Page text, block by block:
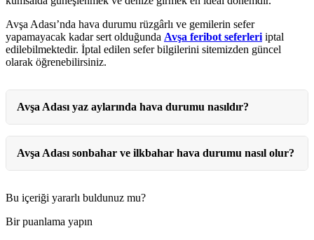
Avşa Adası’nda hava durumu rüzgârlı ve gemilerin sefer
yapamayacak kadar sert olduğunda Avşa feribot seferleriiptal
edilebilmektedir. İptal edilen sefer bilgilerini sitemizden güncel
olarak öğrenebilirsiniz.
Avşa Adası yaz aylarında hava durumu nasıldır?
Avşa Adası sonbahar ve ilkbahar hava durumu nasıl olur?
Bu içeriği yararlı buldunuz mu?
Bir puanlama yapın